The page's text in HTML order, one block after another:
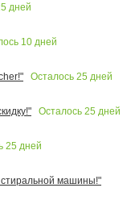
дней
10 дней
Осталось 25 дней
Осталось 25 дней
25 дней
машины!"